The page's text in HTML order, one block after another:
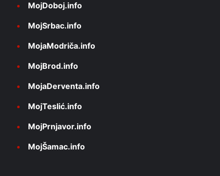
MojDoboj.info
MojSrbac.info
MojaModriča.info
MojBrod.info
MojaDerventa.info
MojTeslić.info
MojPrnjavor.info
MojŠamac.info